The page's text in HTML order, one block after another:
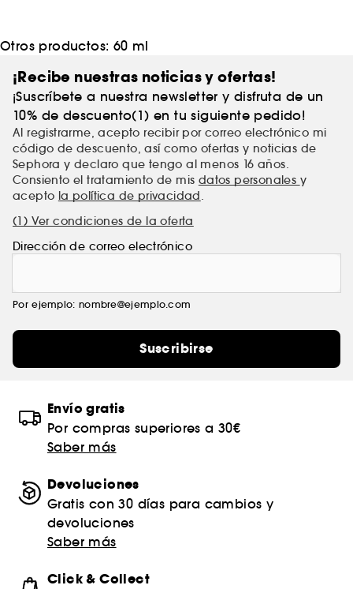
Otros productos: 60 ml
¡Recibe nuestras noticias y ofertas!
¡Suscríbete a nuestra newsletter y disfruta de un
10% de descuento(1) en tu siguiente pedido!
Al registrarme, acepto recibir por correo electrónico mi
código de descuento, así como ofertas y noticias de
Sephora y declaro que tengo al menos 16 años.
Consiento el tratamiento de mis datos personales y
acepto la política de privacidad.
(1) Ver condiciones de la oferta
Dirección de correo electrónico
Por ejemplo: nombre@ejemplo.com
Suscribirse
Envío gratis
Por compras superiores a 30€
Saber más
Devoluciones
Gratis con 30 días para cambios y
devoluciones
Saber más
Click & Collect